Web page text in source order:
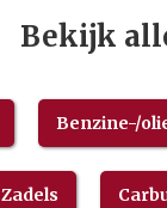
Bekijk
Benzine-/
Zadels